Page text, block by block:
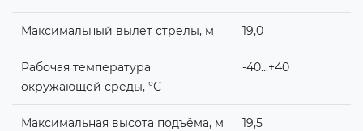
Максимальный вылет стрелы, м 19,0
Рабочая температура
окружающей среды, °С
-40...+40
Максимальная высота подъёма, м 19,5